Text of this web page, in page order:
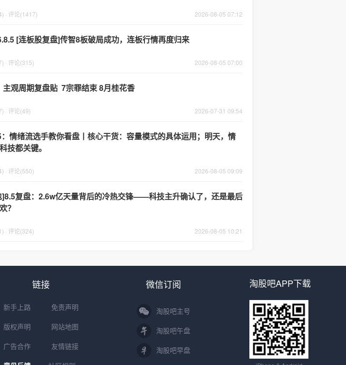
· 评论(1417) 2026-08-05 07:12
[连板股复盘]传智8板破局成功，连板行情再度归来
· 评论(315) 2026-08-05 07:00
观周期复盘贴 7宗罪结束 8月桂花香
· 评论(49) 2026-07-31 09:54
情绪流选手教你看盘丨核心干货：容量模式的具体运用；明天，情
技都关键。
· 评论(550) 2026-08-05 09:09
]8.5复盘：2.6w亿天量背后的冷热交锋——科技主升确认了，还是最后
？
· 评论(324) 2026-08-05 10:21
链接
新手上路 免责声明
版权声明 网站地图
广告合作 友情链接
微信订阅
淘股吧主号
淘股吧午盘
淘股吧早盘
淘股吧APP下载